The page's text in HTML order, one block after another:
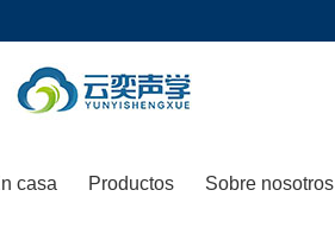
casa Productos Sobre nosotros